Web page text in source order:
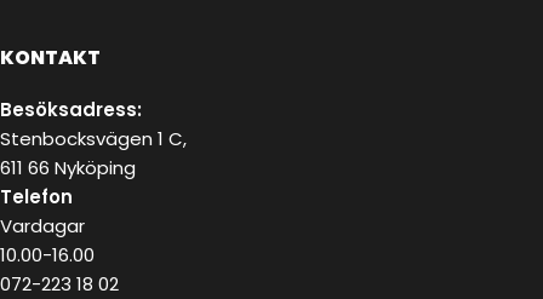
KONTAKT
Besöksadress:
Stenbocksvägen 1 C,
611 66 Nyköping
Telefon
Vardagar
10.00-16.00
072-223 18 02